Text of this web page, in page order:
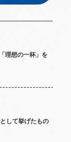
理想の一杯」を
して挙げたもの